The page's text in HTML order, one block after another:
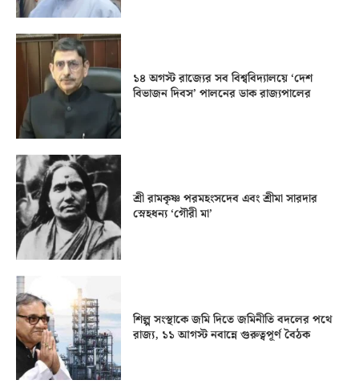
১৪ অগস্ট রাজ্যের সব বিশ্ববিদ্যালয়ে ‘দেশ
বিভাজন দিবস’ পালনের ডাক রাজ্যপালের
শ্রী রামকৃষ্ণ পরমহংসদেব এবং শ্রীমা সারদার
স্নেহধন্য ‘গৌরী মা’
শিল্প সংস্থাকে জমি দিতে জমিনীতি বদলের পথে
রাজ্য, ১১ আগস্ট নবান্নে গুরুত্বপূর্ণ বৈঠক